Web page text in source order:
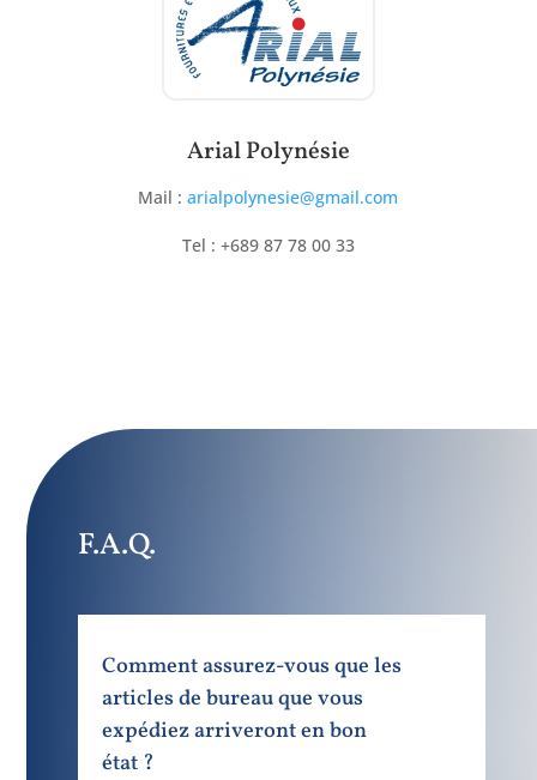
Arial Polynésie
Mail :arialpolynesie@gmail.com
Tel : +689 87 78 00 33
F.A.Q.
Comment assurez-vous que les
articles de bureau que vous
expédiez arriveront en bon
état ?